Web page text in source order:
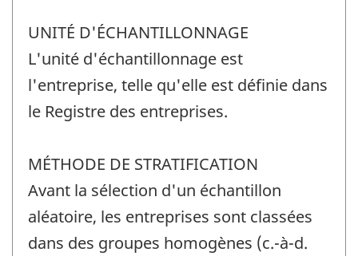
UNITÉ D'ÉCHANTILLONNAGE
L'unité d'échantillonnage est
l'entreprise, telle qu'elle est définie dans
le Registre des entreprises.
MÉTHODE DE STRATIFICATION
Avant la sélection d'un échantillon
aléatoire, les entreprises sont classées
dans des groupes homogènes (c.-à-d.